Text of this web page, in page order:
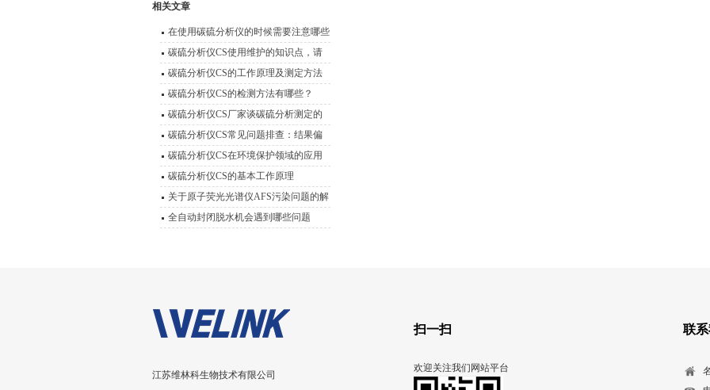
相关文章
在使用碳硫分析仪的时候需要注意哪些
碳硫分析仪CS使用维护的知识点，请
您收下！
碳硫分析仪CS的工作原理及测定方法
介绍与说明
碳硫分析仪CS的检测方法有哪些？
碳硫分析仪CS厂家谈碳硫分析测定的
几种方法
碳硫分析仪CS常见问题排查：结果偏
差大、仪器报警怎么处理？
碳硫分析仪CS在环境保护领域的应用
碳硫分析仪CS的基本工作原理
关于原子荧光光谱仪AFS污染问题的解
决方法
全自动封闭脱水机会遇到哪些问题
江苏维林科生物技术有限公司
扫一扫
欢迎关注我们网站平台
联